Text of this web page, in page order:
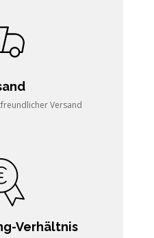
Versand
Verhältnis